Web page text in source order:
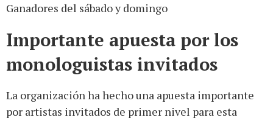
Ganadores del sábado y domingo
Importante apuesta por los
monologuistas invitados
La organización ha hecho una apuesta importante
por artistas invitados de primer nivel para esta